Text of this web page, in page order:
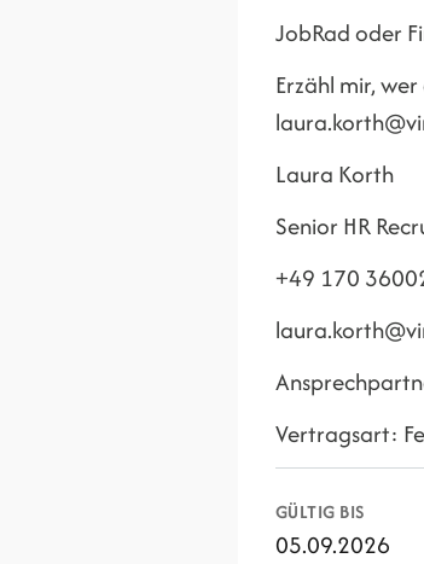
JobRad oder
Erzähl mir,
Laura Korth
Senior HR
+49 170
Vertragsart:
GÜLTIG BIS
05.09.2026